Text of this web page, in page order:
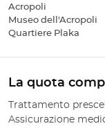
Acropoli
Museo dell'Acropoli
Quartiere Plaka
La quota
Trattamento
Assicurazione